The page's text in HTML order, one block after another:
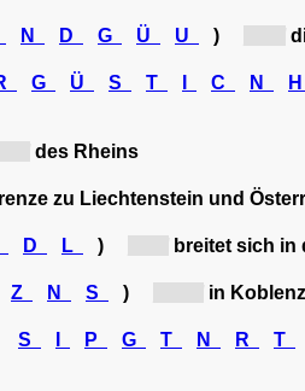
N D G Ü U )
G Ü S T C N H
des Rheins
zu Liechtenstein und
D L ) breitet sich in
Z N S ) in Koblenz
S P G T N R T